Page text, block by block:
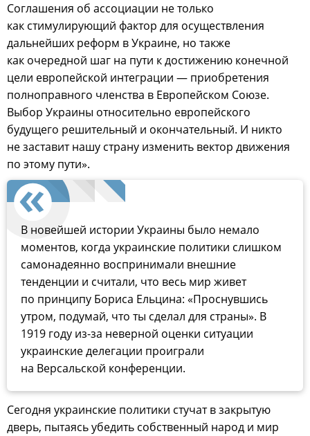
Соглашения об ассоциации не только
как стимулирующий фактор для осуществления
дальнейших реформ в Украине, но также
как очередной шаг на пути к достижению конечной
цели европейской интеграции — приобретения
полноправного членства в Европейском Союзе.
Выбор Украины относительно европейского
будущего решительный и окончательный. И никто
не заставит нашу страну изменить вектор движения
по этому пути».
В новейшей истории Украины было немало
моментов, когда украинские политики слишком
самонадеянно воспринимали внешние
тенденции и считали, что весь мир живет
по принципу Бориса Ельцина: «Проснувшись
утром, подумай, что ты сделал для страны». В
1919 году из-за неверной оценки ситуации
украинские делегации проиграли
на Версальской конференции.
Сегодня украинские политики стучат в закрытую
дверь, пытаясь убедить собственный народ и мир